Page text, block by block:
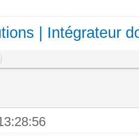
| Intégrateur